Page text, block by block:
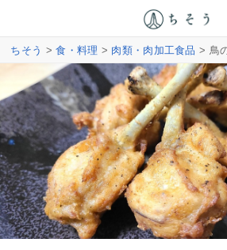
ちそう >食・料理 > 肉類・肉加工食品 > 鳥